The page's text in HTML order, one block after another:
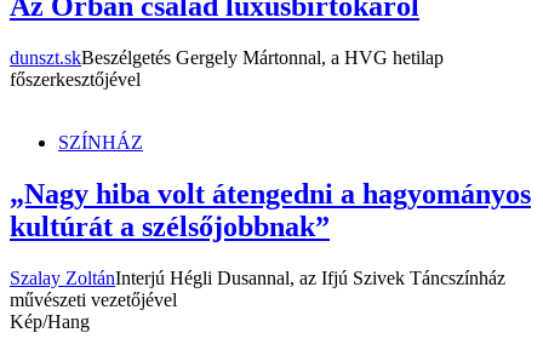
dunszt.skBeszélgetés Gergely Mártonnal, a HVG hetilap
főszerkesztőjével
SZÍNHÁZ
„Nagy hiba volt átengedni a hagyományos
kultúrát a szélsőjobbnak”
Szalay ZoltánInterjú Hégli Dusannal, az Ifjú Szivek Táncszínház
művészeti vezetőjével
Kép/Hang